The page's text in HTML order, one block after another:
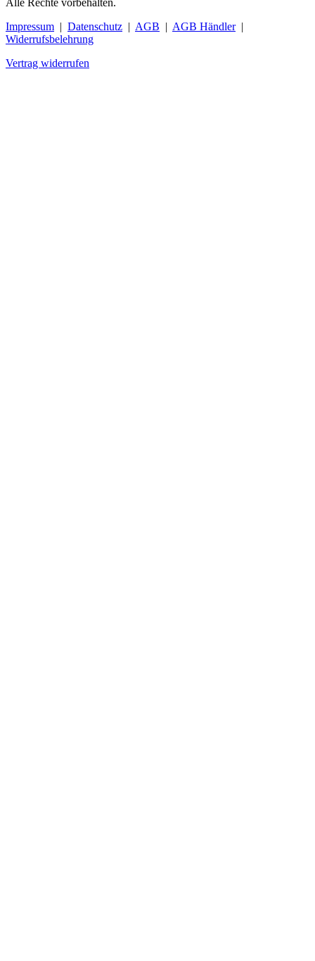
Impressum | Datenschutz | AGB | AGB Händler|
Widerrufsbelehrung
Vertrag widerrufen